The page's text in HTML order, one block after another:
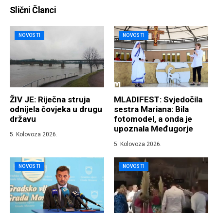
Slični Članci
NOVOSTI
ŽIV JE: Riječna struja
odnijela čovjeka u drugu
državu
5. Kolovoza 2026.
NOVOSTI
MLADIFEST: Svjedočila
sestra Mariana: Bila
fotomodel, a onda je
upoznala Međugorje
5. Kolovoza 2026.
NOVOSTI NOVOSTI